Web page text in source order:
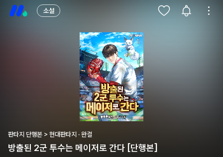
소설
판타지 단행본 > 현대판타지 · 완결
방출된 2군 투수는 메이저로 간다 [단행본]